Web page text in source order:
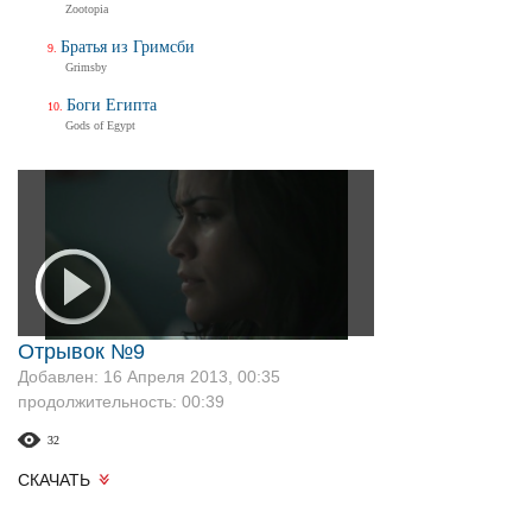
Отрывок №9
Добавлен: 16 Апреля 2013, 00:35
продолжительность: 00:39
32
СКАЧАТЬ
Zootopia
Братья из Гримсби
Grimsby
Боги Египта
Gods of Egypt